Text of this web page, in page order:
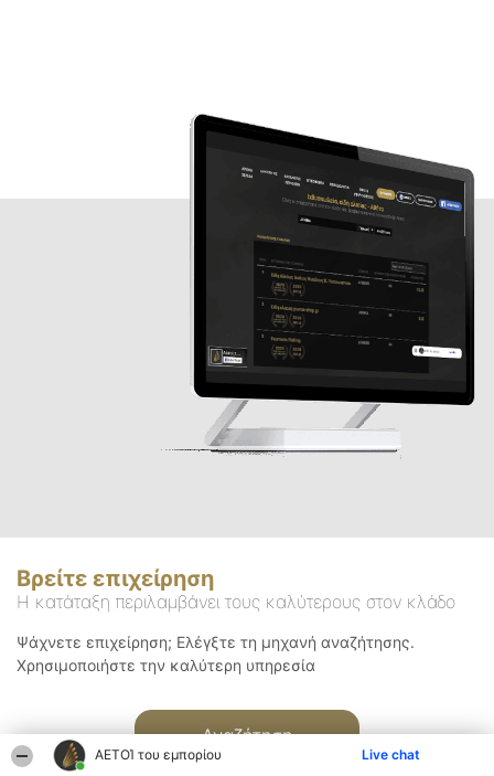
ΑΕΤΟΊ του εμπορίου Live chat
Βρείτε επιχείρηση
Η κατάταξη περιλαμβάνει τους καλύτερους στον κλάδο
Ψάχνετε επιχείρηση; Ελέγξτε τη μηχανή αναζήτησης.
Χρησιμοποιήστε την καλύτερη υπηρεσία
Αναζήτηση